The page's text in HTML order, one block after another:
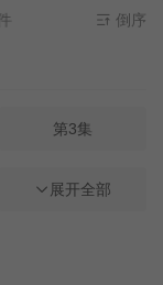
倒序
第3集
第6集
展开全部